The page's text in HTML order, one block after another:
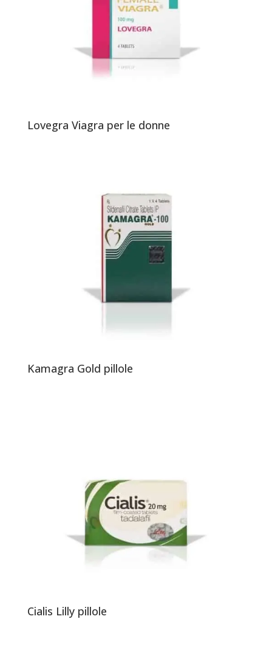
Lovegra Viagra per le donne
Kamagra Gold pillole
Cialis Lilly pillole